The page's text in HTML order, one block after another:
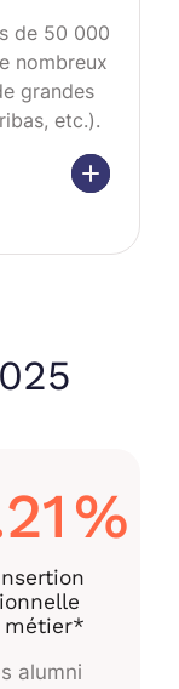
de 50 000
nombreux
grandes
etc.).
%
métier*
alumni